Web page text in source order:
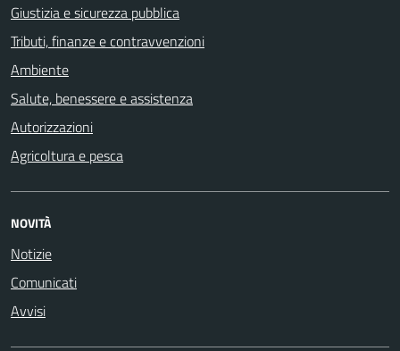
Giustizia e sicurezza pubblica
Tributi, finanze e contravvenzioni
Ambiente
Salute, benessere e assistenza
Autorizzazioni
Agricoltura e pesca
NOVITÀ
Notizie
Comunicati
Avvisi